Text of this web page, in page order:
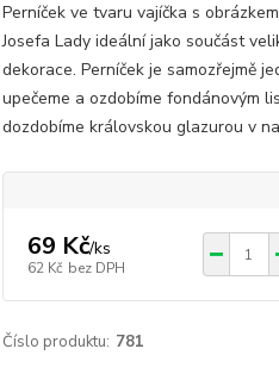
Perníček ve tvaru vajíčka s
Josefa Lady ideální jako součást
dekorace. Perníček je samozřejmě
upečeme a ozdobíme fondánovým
dozdobíme královskou glazurou v
69 Kč/ks
62 Kč bez DPH
Číslo produktu: 781